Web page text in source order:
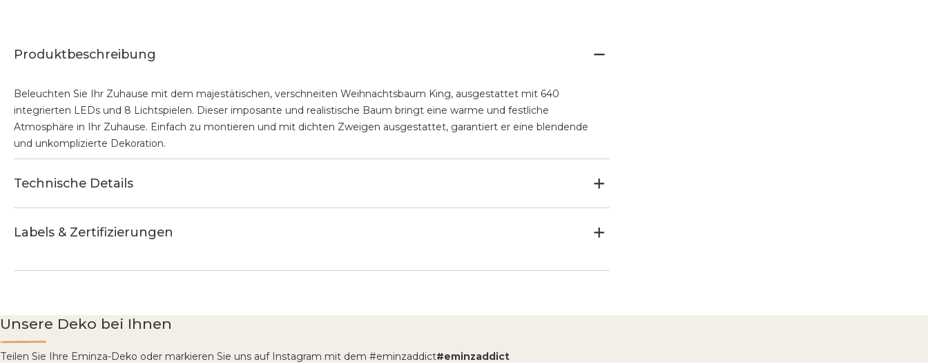
Produktbeschreibung
Beleuchten Sie Ihr Zuhause mit dem majestätischen, verschneiten Weihnachtsbaum King, ausgestattet mit 640
integrierten LEDs und 8 Lichtspielen. Dieser imposante und realistische Baum bringt eine warme und festliche
Atmosphäre in Ihr Zuhause. Einfach zu montieren und mit dichten Zweigen ausgestattet, garantiert er eine blendende
und unkomplizierte Dekoration.
Technische Details
Labels & Zertifizierungen
Unsere Deko bei Ihnen
Teilen Sie Ihre Eminza-Deko oder markieren Sie uns auf Instagram mit dem #eminzaddict